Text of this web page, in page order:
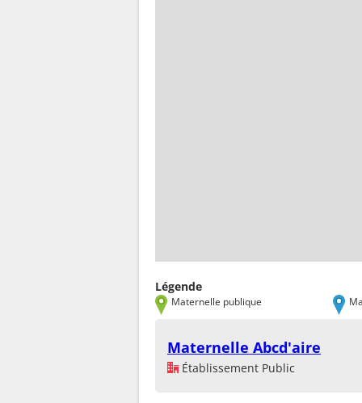
Légende
Maternelle publique
Maternelle Abcd'aire
Établissement Public